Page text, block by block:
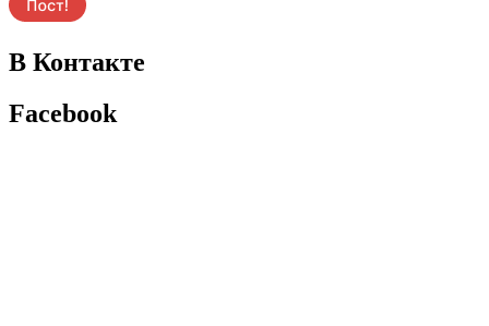
В Контакте
Facebook